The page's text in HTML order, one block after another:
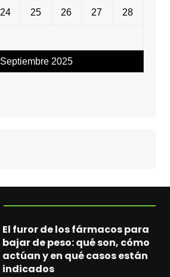
Septiembre 2025
24 25 26 27 28
El furor de los fármacos para
bajar de peso: qué son, cómo
actúan y en qué casos están
indicados